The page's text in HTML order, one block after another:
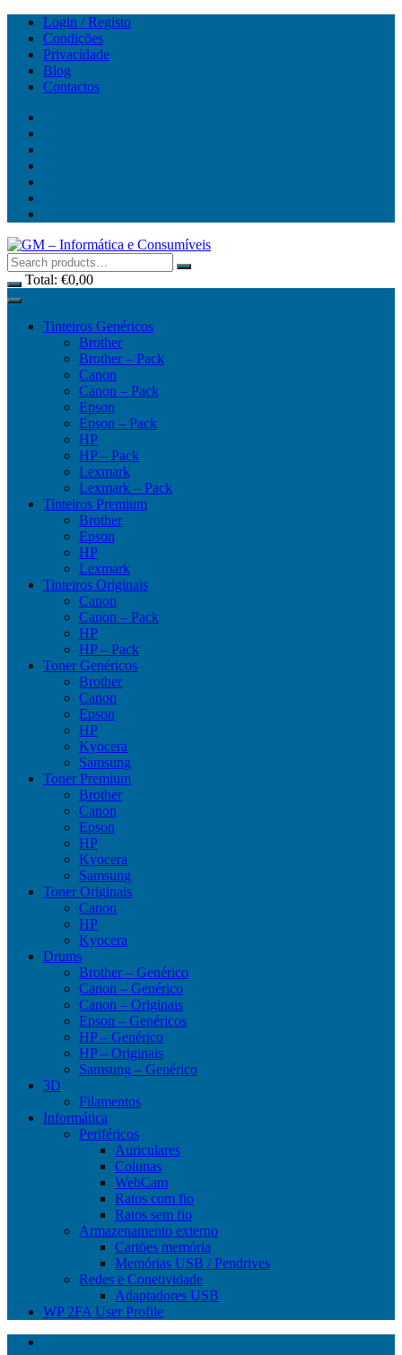
Skip
content
Login / Registo
Condições
Privacidade
Blog
Contactos
Total: €0,00
Tinteiros Genéricos
Brother
Brother – Pack
Canon
Canon – Pack
Epson
Epson – Pack
HP
HP – Pack
Lexmark
Lexmark – Pack
Tinteiros Premium
Brother
Epson
HP
Lexmark
Tinteiros Originais
Canon
Canon – Pack
HP
HP – Pack
Toner Genéricos
Brother
Canon
Epson
HP
Kyocera
Samsung
Toner Premium
Brother
Canon
Epson
HP
Kyocera
Samsung
Toner Originais
Canon
HP
Kyocera
Drums
Brother – Genérico
Canon – Genérico
Canon – Originais
Epson – Genéricos
HP – Genérico
HP – Originais
Samsung – Genérico
3D
Filamentos
Informática
Periféricos
Auriculares
Colunas
WebCam
Ratos com fio
Ratos sem fio
Armazenamento externo
Cartões memória
Memórias USB / Pendrives
Redes e Conetividade
Adaptadores USB
WP 2FA User Profile